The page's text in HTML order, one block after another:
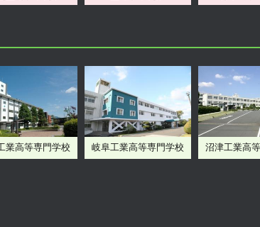
業高等専門学校 岐阜工業高等専門学校 沼津工業高